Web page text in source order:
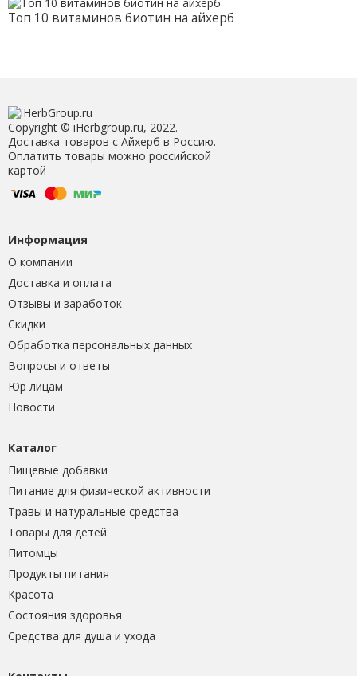
Топ 10 витаминов биотин на айхерб
Copyright © iHerbgroup.ru, 2022.
Доставка товаров с Айхерб в Россию.
Оплатить товары можно российской
картой
Информация
О компании
Доставка и оплата
Отзывы и заработок
Скидки
Обработка персональных данных
Вопросы и ответы
Юр лицам
Новости
Каталог
Пищевые добавки
Питание для физической активности
Травы и натуральные средства
Товары для детей
Питомцы
Продукты питания
Красота
Состояния здоровья
Средства для душа и ухода